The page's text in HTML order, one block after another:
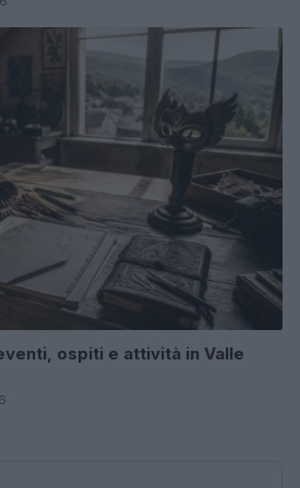
ospiti e attività in Valle